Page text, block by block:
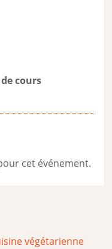
de cours
cet événement.
végétarienne